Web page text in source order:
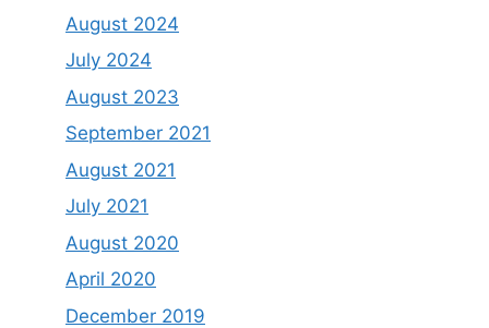
August 2024
July 2024
August 2023
September 2021
August 2021
July 2021
August 2020
April 2020
December 2019